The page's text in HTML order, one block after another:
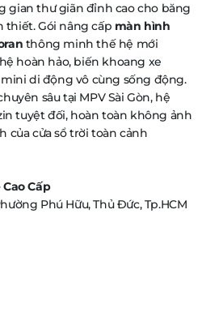
gian thư giãn đỉnh cao cho băng
thiết. Gói nâng cấp màn hình
thông minh thế hệ mới
hoàn hảo, biến khoang xe
di động vô cùng sống động.
sâu tại MPV Sài Gòn, hệ
tuyệt đối, hoàn toàn không ảnh
của cửa sổ trời toàn cảnh
Cấp
Phú Hữu, Thủ Đức, Tp.HCM